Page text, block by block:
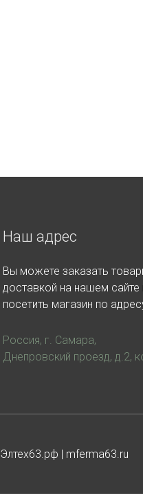
Наш адрес
Вы можете заказать
доставкой на нашем сайте
посетить магазин по
Россия, г. Самара,
Днепровский проезд, д.2,
Элтех63.рф | mferma63.ru